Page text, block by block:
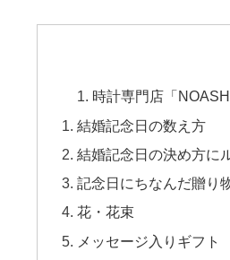
時計専門店「
結婚記念日の数え方
結婚記念日の決め方に
記念日にちなんだ贈り
花・花束
メッセージ入りギフト